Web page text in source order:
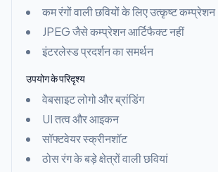
कम रंगों वाली छवियों के लिए उत्कृष्ट कम्प्रेशन
JPEG जैसे कम्प्रेशन आर्टिफैक्ट नहीं
इंटरलेस्ड प्रदर्शन का समर्थन
उपयोग के परिदृश्य
वेबसाइट लोगो और ब्रांडिंग
UI तत्व और आइकन
सॉफ्टवेयर स्क्रीनशॉट
ठोस रंग के बड़े क्षेत्रों वाली छवियां